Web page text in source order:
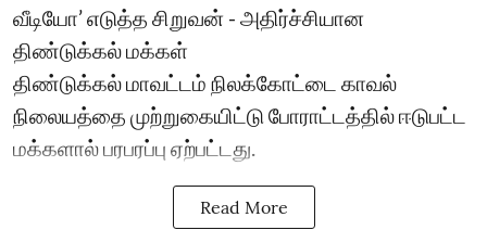
வீடியோ’ எடுத்த சிறுவன் - அதிர்ச்சியான
திண்டுக்கல் மக்கள்
திண்டுக்கல் மாவட்டம் நிலக்கோட்டை காவல்
நிலையத்தை முற்றுகையிட்டு போராட்டத்தில் ஈடுபட்ட
மக்களால் பரபரப்பு ஏற்பட்டது.
Read More